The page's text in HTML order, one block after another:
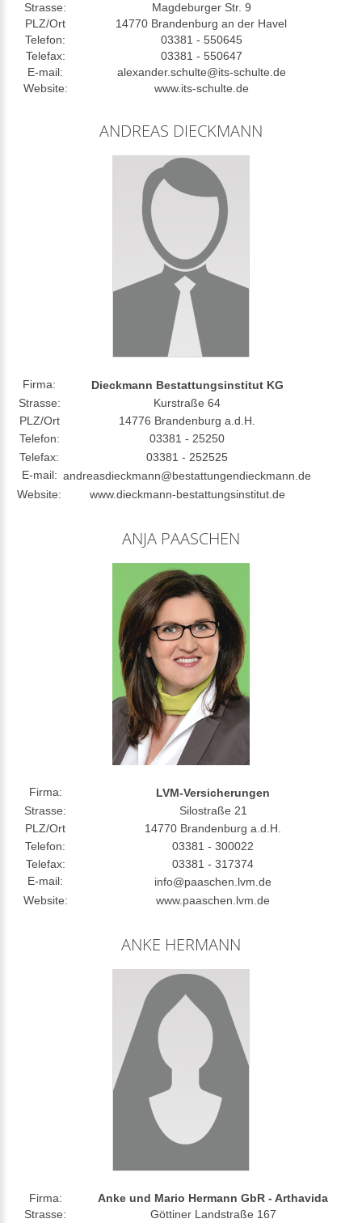
Strasse:
Magdeburger Str. 9
PLZ/Ort
14770 Brandenburg an der Havel
Telefon:
03381 - 550645
Telefax:
03381 - 550647
E-mail:
alexander.schulte@its-schulte.de
Website:
www.its-schulte.de
ANDREAS DIECKMANN
Firma:
Dieckmann Bestattungsinstitut KG
Strasse:
Kurstraße 64
PLZ/Ort
14776 Brandenburg a.d.H.
Telefon:
03381 - 25250
Telefax:
03381 - 252525
E-mail: andreasdieckmann@bestattungendieckmann.de
Website:
www.dieckmann-bestattungsinstitut.de
ANJA PAASCHEN
Firma:
LVM-Versicherungen
Strasse:
Silostraße 21
PLZ/Ort
14770 Brandenburg a.d.H.
Telefon:
03381 - 300022
Telefax:
03381 - 317374
E-mail:
info@paaschen.lvm.de
Website:
www.paaschen.lvm.de
ANKE HERMANN
Firma:
Anke und Mario Hermann GbR - Arthavida
Strasse:
Göttiner Landstraße 167